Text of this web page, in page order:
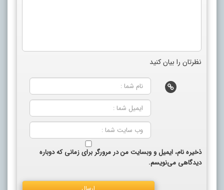
نظرتان را بیان کنید
ذخیره نام، ایمیل و وبسایت من در مرورگر برای زمانی که دوباره
دیدگاهی می‌نویسم.